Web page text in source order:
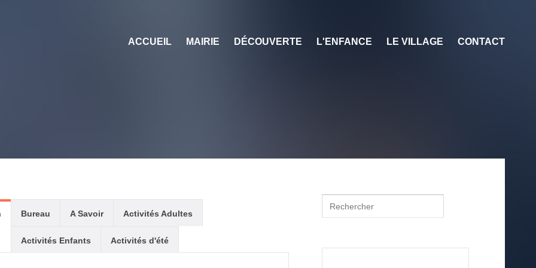
ACCUEIL MAIRIE DÉCOUVERTE L'ENFANCE LE VILLAGE CONTACT
Bureau A Savoir Activités Adultes
Activités Enfants Activités d'été